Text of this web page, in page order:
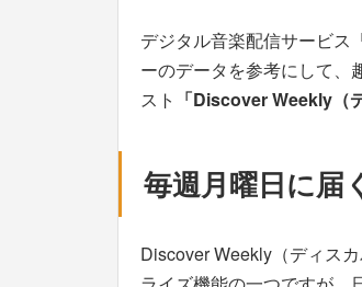
デジタル音楽配信サービス
ーのデータを参考にして、
スト 「Discover Weekly（
毎週月曜日に届
Discover Weekly（ディス